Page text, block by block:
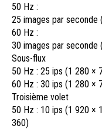
50 Hz :
25 images par
60 Hz :
30 images par
Sous-flux
50 Hz : 25 ips (1 280 ×
60 Hz : 30 ips (1 280 ×
Troisième volet
50 Hz : 10 ips (1 920 ×
360)